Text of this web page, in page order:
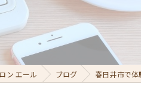
ン エール ブログ 春日井市で